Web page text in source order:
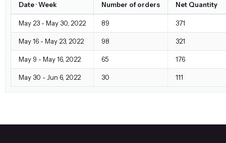
Date · Week Number of orders Net Quantity
May 23 - May 30, 2022 89 371
May 16 - May 23, 2022 98 321
May 9 - May 16, 2022 65 176
May 30 - Jun 6, 2022 30 111